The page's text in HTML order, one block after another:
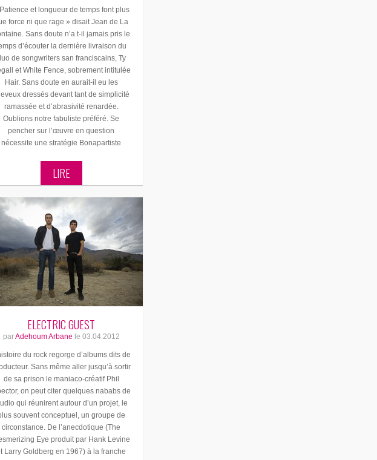
et longueur de temps font plus
force ni que rage » disait Jean de La
Sans doute n’a t-il jamais pris le
d’écouter la dernière livraison du
de songwriters san franciscains, Ty
et White Fence, sobrement intitulée
Hair. Sans doute en aurait-il eu les
dressés devant tant de simplicité
ramassée et d’abrasivité renardée.
Oublions notre fabuliste préféré. Se
pencher sur l’œuvre en question
nécessite une stratégie Bonapartiste
LIRE
ELECTRIC GUEST
parAdehoum Arbane le 03.04.2012
du rock regorge d’albums dits de
Sans même aller jusqu’à sortir
de sa prison le maniaco-créatif Phil
on peut citer quelques nababs de
qui réunirent autour d’un projet, le
souvent conceptuel, un groupe de
circonstance. De l’anecdotique (The
Eye produit par Hank Levine
Larry Goldberg en 1967) à la franche